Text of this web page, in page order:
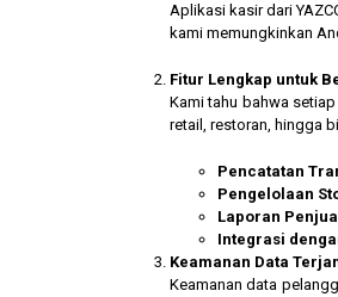
Aplikasi kasir dari
kami memungkinkan
Fitur Lengkap untuk
Kami tahu bahwa
retail, restoran, hingga
Pencatatan
Pengelolaan
Laporan
Integrasi
Keamanan Data
Keamanan data